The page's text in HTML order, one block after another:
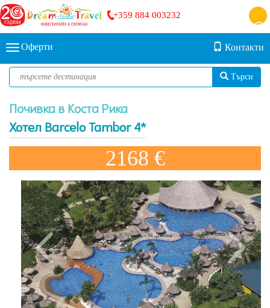
+359 884 003232
Оферти Контакти
Търси
Почивка в Коста Рика
Хотел Barcelo Tambor 4*
2168 €